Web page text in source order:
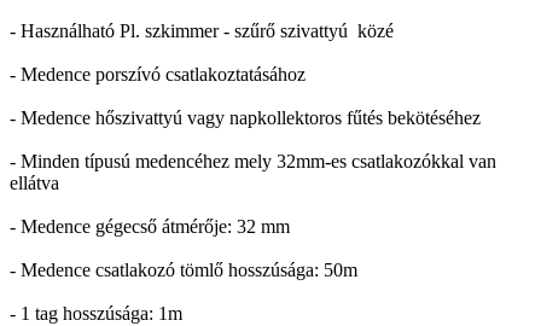
- Használható Pl. szkimmer - szűrő szivattyú közé
- Medence porszívó csatlakoztatásához
- Medence hőszivattyú vagy napkollektoros fűtés bekötéséhez
- Minden típusú medencéhez mely 32mm-es csatlakozókkal van
ellátva
- Medence gégecső átmérője: 32 mm
- Medence csatlakozó tömlő hosszúsága: 50m
- 1 tag hosszúsága: 1m